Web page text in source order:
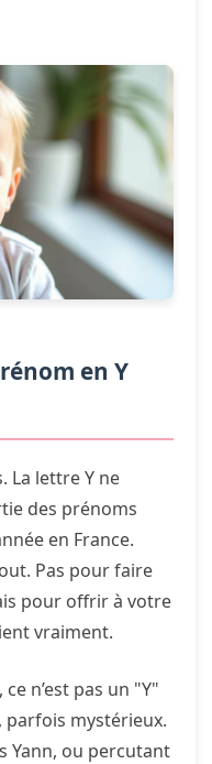
en Y
La lettre Y ne
des prénoms
en France.
Pas pour faire
pour offrir à votre
vraiment.
n’est pas un "Y"
parfois mystérieux.
Yann, ou percutant